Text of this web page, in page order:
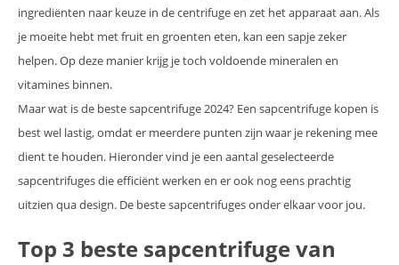
ingrediënten naar keuze in de centrifuge en zet het apparaat aan. Als
je moeite hebt met fruit en groenten eten, kan een sapje zeker
helpen. Op deze manier krijg je toch voldoende mineralen en
vitamines binnen.
Maar wat is de beste sapcentrifuge 2024? Een sapcentrifuge kopen is
best wel lastig, omdat er meerdere punten zijn waar je rekening mee
dient te houden. Hieronder vind je een aantal geselecteerde
sapcentrifuges die efficiënt werken en er ook nog eens prachtig
uitzien qua design. De beste sapcentrifuges onder elkaar voor jou.
Top 3 beste sapcentrifuge van